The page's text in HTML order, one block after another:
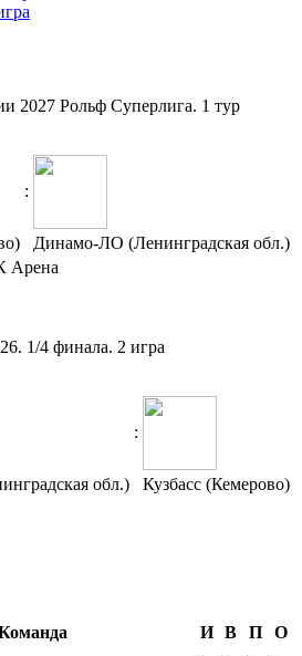
2027 Рольф Суперлига. 1 тур
:
Динамо-ЛО (Ленинградская обл.)
Арена
1/4 финала. 2 игра
:
обл.) Кузбасс (Кемерово)
И В П
О